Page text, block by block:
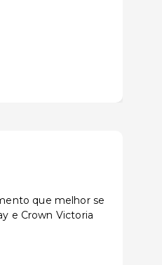
que melhor se
e Crown Victoria